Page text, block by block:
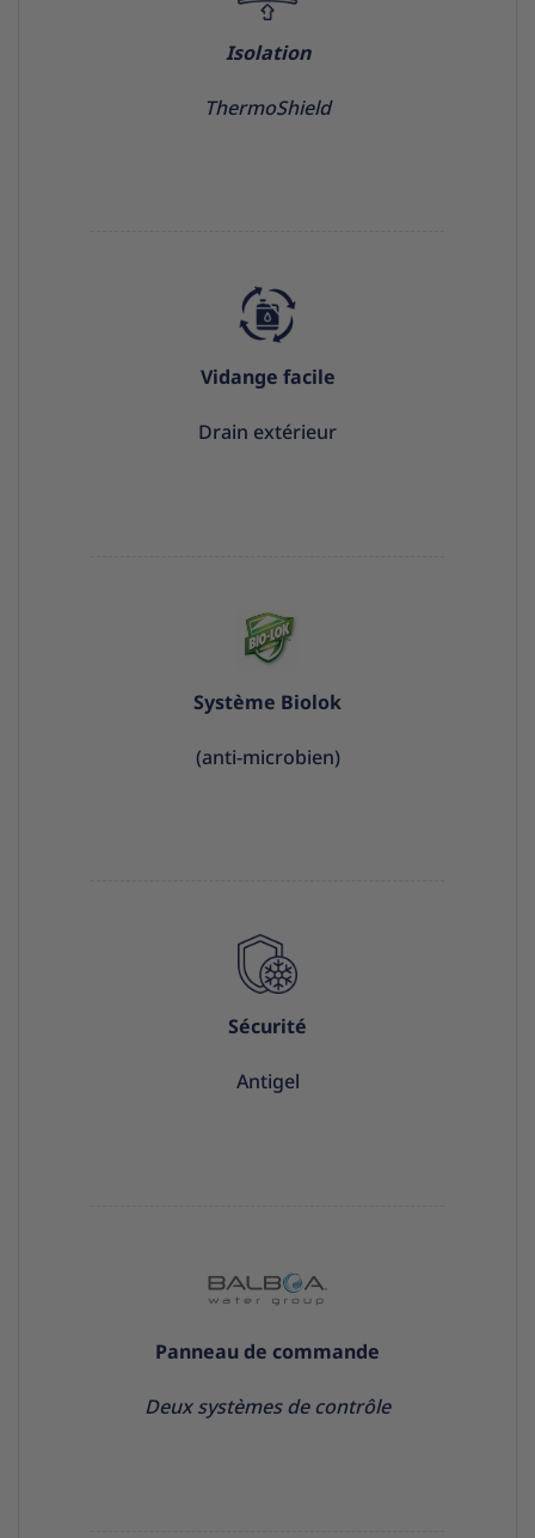
Isolation
ThermoShield
Vidange facile
Drain extérieur
Système Biolok
(anti-microbien)
Sécurité
Antigel
Panneau de commande
Deux systèmes de contrôle